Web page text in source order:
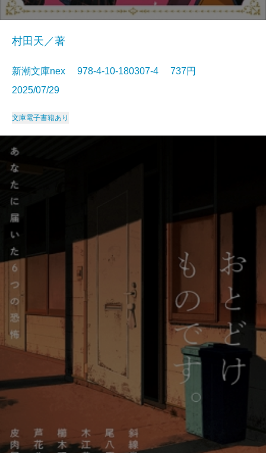
村田天／著
新潮文庫nex 978-4-10-180307-4 737円
2025/07/29
文庫電子書籍あり